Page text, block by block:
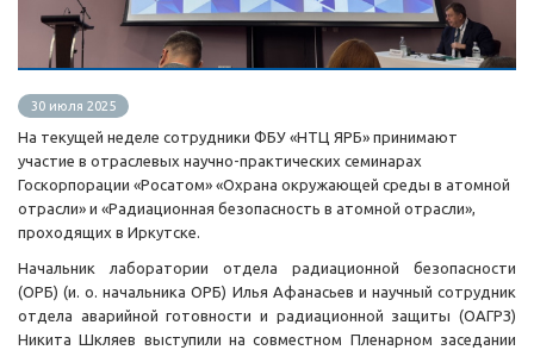
30 июля 2025
На текущей неделе сотрудники ФБУ «НТЦ ЯРБ» принимают
участие в отраслевых научно-практических семинарах
Госкорпорации «Росатом» «Охрана окружающей среды в атомной
отрасли» и «Радиационная безопасность в атомной отрасли»,
проходящих в Иркутске.
Начальник лаборатории отдела радиационной безопасности
(ОРБ) (и. о. начальника ОРБ) Илья Афанасьев и научный сотрудник
отдела аварийной готовности и радиационной защиты (ОАГРЗ)
Никита Шкляев выступили на совместном Пленарном заседании